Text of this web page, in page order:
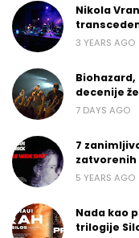
Nikola
3 YEARS AGO
Biohazard,
decenije
7 DAYS AGO
7
zatvorenih
5 YEARS AGO
Nada kao
trilogije